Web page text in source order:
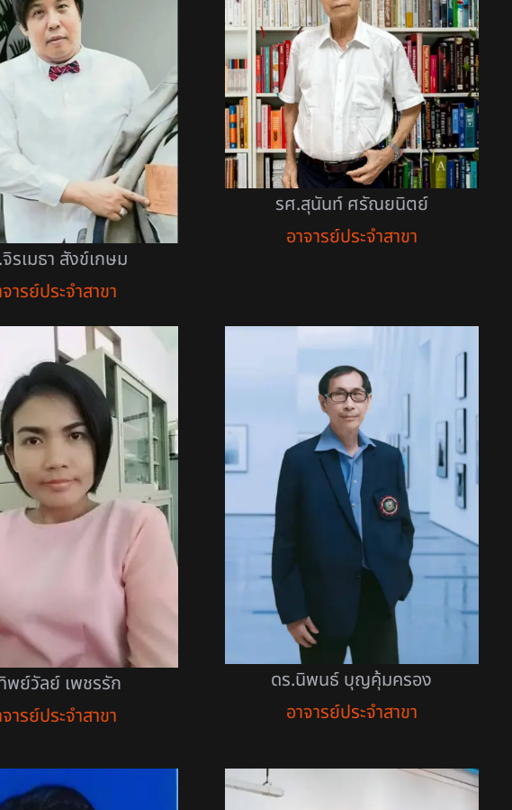
รเมธา สังข์เกษม
ารย์ประจำสาขา
รศ.สุนันท์ ศรัณยนิตย์
อาจารย์ประจำสาขา
พย์วัลย์ เพชรรัก
ารย์ประจำสาขา
ดร.นิพนธ์ บุญคุ้มครอง
อาจารย์ประจำสาขา